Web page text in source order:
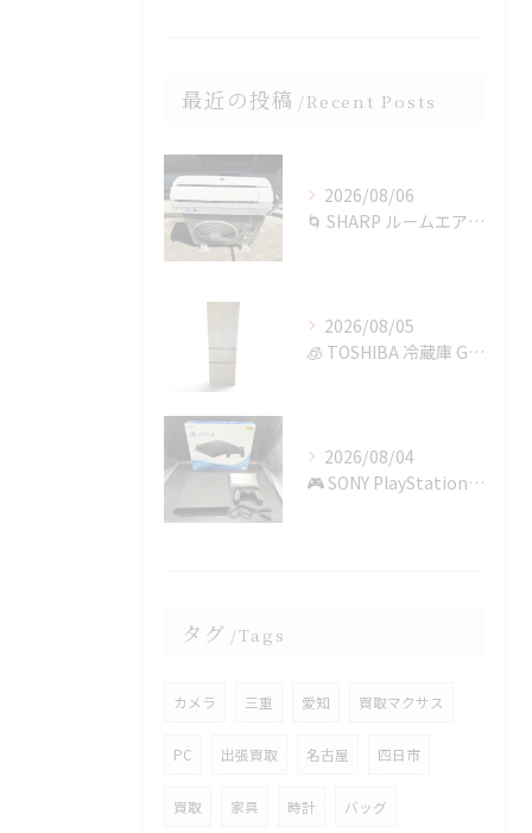
最近の投稿 Recent Posts
2026/08/06
🌀 SHARP ルームエアコンを四日市で買取✨
2026/08/05
🧊 TOSHIBA 冷蔵庫 GR-T36SVを鈴鹿市で買取✨
2026/08/04
🎮 SONY PlayStation 4を四日市で買取✨
タグ Tags
カメラ 三重 愛知 買取マクサス
PC 出張買取 名古屋 四日市
買取 家具 時計 バッグ